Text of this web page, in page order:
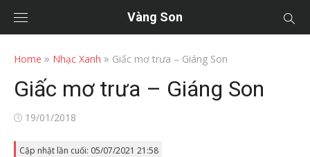
Vàng Son
Home » Nhạc Xanh » Giấc mơ trưa – Giáng Son
Giấc mơ trưa – Giáng Son
Posted
19/01/2018
Cập nhật lần cuối: 05/07/2021 21:58